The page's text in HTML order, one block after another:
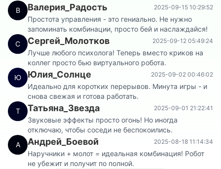
В
Валерия_Радость 2025-09-15 10:29:52
Простота управления - это гениально. Не нужно
запоминать комбинации, просто бей и наслаждайся!
С
Сергей_Молотков 2025-09-12 05:49:24
Лучше любого психолога! Теперь вместо криков на
коллег просто бью виртуального робота.
Ю
Юлия_Солнце 2025-09-02 00:46:02
Идеально для коротких перерывов. Минута игры - и
снова свежая и готова работать.
Т
Татьяна_Звезда 2025-09-01 21:22:41
Звуковые эффекты просто огонь! Но иногда
отключаю, чтобы соседи не беспокоились.
А
Андрей_Боевой 2025-08-18 11:14:34
Наручники + молот = идеальная комбинация! Робот
не убежит и получит по полной.